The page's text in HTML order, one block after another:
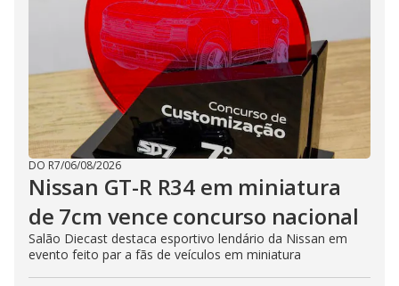
DO R7/06/08/2026
Nissan GT-R R34 em miniatura
de 7cm vence concurso nacional
Salão Diecast destaca esportivo lendário da Nissan em
evento feito par a fãs de veículos em miniatura